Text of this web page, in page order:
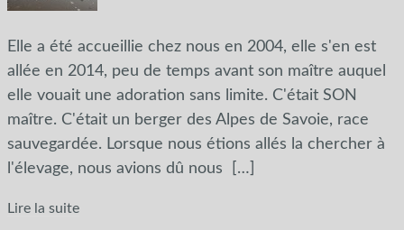
Elle a été accueillie chez nous en 2004, elle s'en est
allée en 2014, peu de temps avant son maître auquel
elle vouait une adoration sans limite. C'était SON
maître. C'était un berger des Alpes de Savoie, race
sauvegardée. Lorsque nous étions allés la chercher à
l'élevage, nous avions dû nous
[…]
Lire la suite